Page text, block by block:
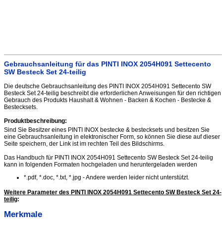
Gebrauchsanleitung für das PINTI INOX 2054H091 Settecento
SW Besteck Set 24-teilig
Die deutsche Gebrauchsanleitung des PINTI INOX 2054H091 Settecento SW
Besteck Set 24-teilig beschreibt die erforderlichen Anweisungen für den richtigen
Gebrauch des Produkts Haushalt & Wohnen - Backen & Kochen - Bestecke &
Bestecksets.
Produktbeschreibung:
Sind Sie Besitzer eines PINTI INOX bestecke & bestecksets und besitzen Sie
eine Gebrauchsanleitung in elektronischer Form, so können Sie diese auf dieser
Seite speichern, der Link ist im rechten Teil des Bildschirms.
Das Handbuch für PINTI INOX 2054H091 Settecento SW Besteck Set 24-teilig
kann in folgenden Formaten hochgeladen und heruntergeladen werden
*.pdf, *.doc, *.txt, *.jpg - Andere werden leider nicht unterstützt.
Weitere Parameter des PINTI INOX 2054H091 Settecento SW Besteck Set 24-
teilig:
Merkmale